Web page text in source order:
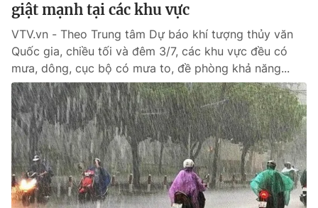
giật mạnh tại các khu vực
VTV.vn - Theo Trung tâm Dự báo khí tượng thủy văn
Quốc gia, chiều tối và đêm 3/7, các khu vực đều có
mưa, dông, cục bộ có mưa to, đề phòng khả năng...